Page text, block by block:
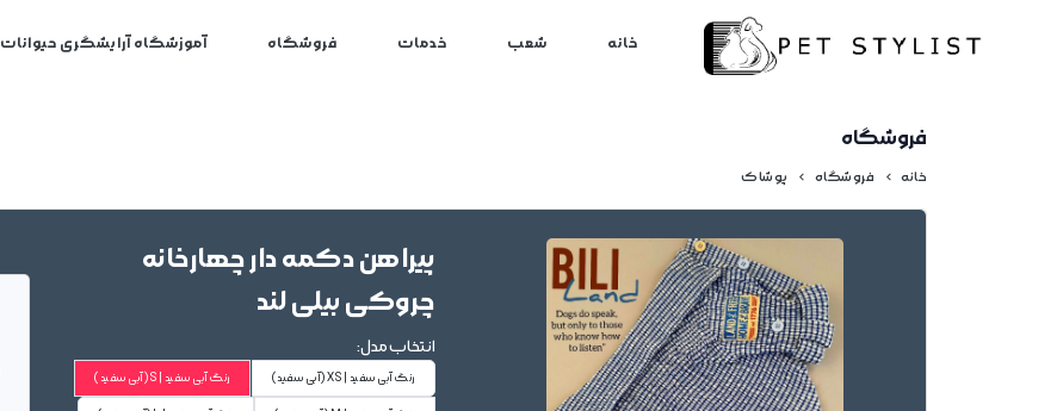
خانه شعب خدمات فروشگاه آموزشگاه آرایشگری حیوانات
فروشگاه
خانه فروشگاه پوشاک
پیراهن دکمه دار چهارخانه
چروکی بیلی لند
انتخاب مدل:
رنگ آبی سفید | XS (آبی سفید) رنگ آبی سفید | S (آبی سفید)